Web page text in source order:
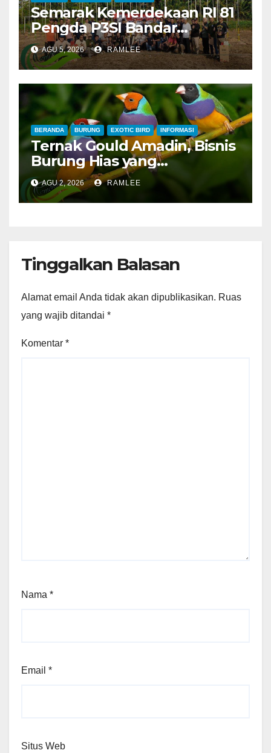
Semarak Kemerdekaan RI 81
Pengda P3SI Bandar
Lampung, Potong Tumpeng
Menandai Peresmian
Lapangan Baru, Mawar
Merah dan Jahanam Juara
AGU 5, 2026 RAMLEE
BERANDA BURUNG EXOTIC BIRD INFORMASI
Ternak Gould Amadin, Bisnis
Burung Hias yang
Menguntungkan
AGU 2, 2026 RAMLEE
Tinggalkan Balasan
Alamat email Anda tidak akan dipublikasikan. Ruas
yang wajib ditandai *
Komentar *
Nama *
Email *
Situs Web